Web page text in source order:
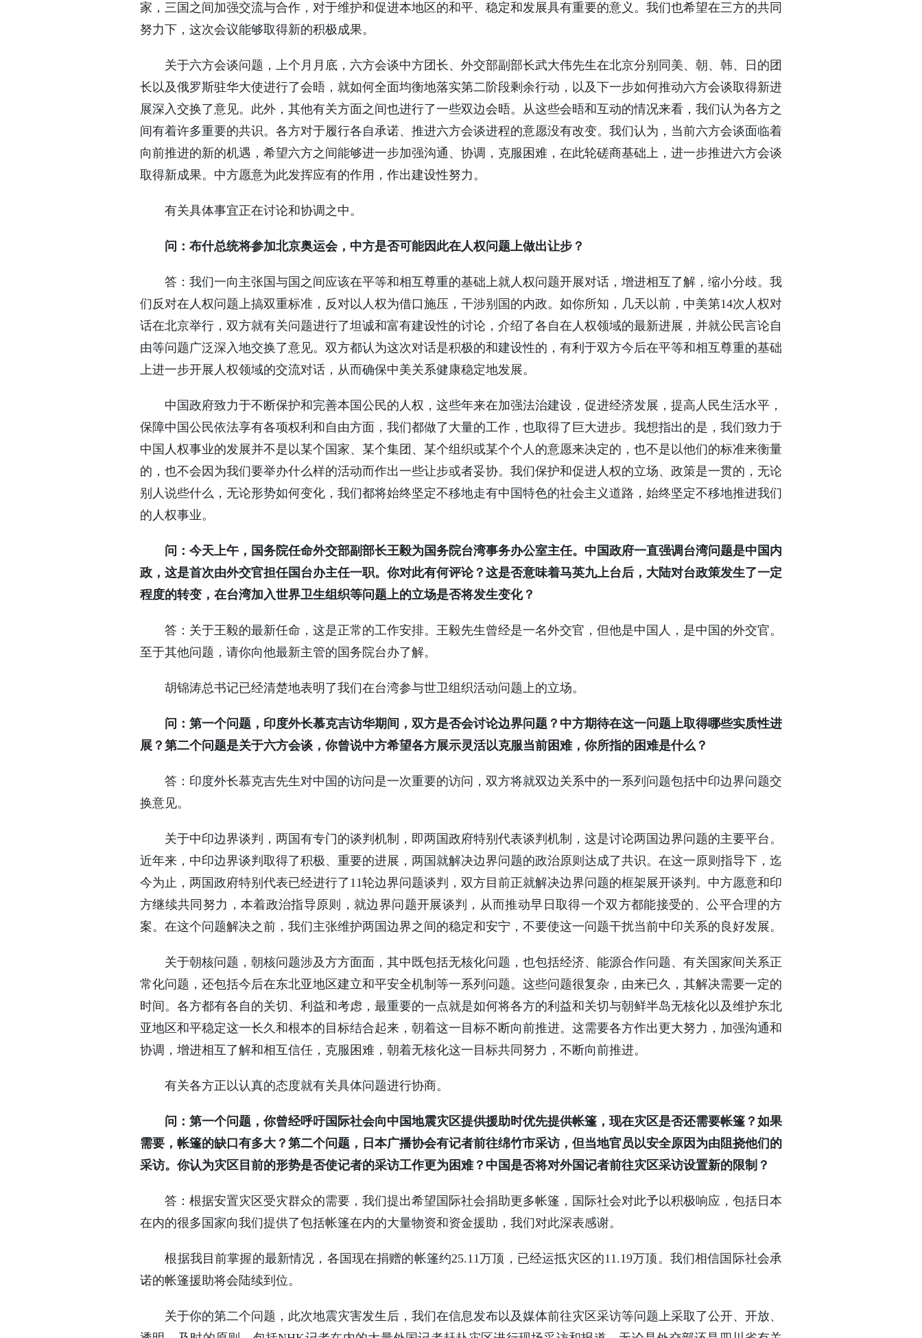
家，三国之间加强交流与合作，对于维护和促进本地区的和平、稳定和发展具有重要的意义。我们也希望在三方的共同
努力下，这次会议能够取得新的积极成果。
关于六方会谈问题，上个月月底，六方会谈中方团长、外交部副部长武大伟先生在北京分别同美、朝、韩、日的团
长以及俄罗斯驻华大使进行了会晤，就如何全面均衡地落实第二阶段剩余行动，以及下一步如何推动六方会谈取得新进
展深入交换了意见。此外，其他有关方面之间也进行了一些双边会晤。从这些会晤和互动的情况来看，我们认为各方之
间有着许多重要的共识。各方对于履行各自承诺、推进六方会谈进程的意愿没有改变。我们认为，当前六方会谈面临着
向前推进的新的机遇，希望六方之间能够进一步加强沟通、协调，克服困难，在此轮磋商基础上，进一步推进六方会谈
取得新成果。中方愿意为此发挥应有的作用，作出建设性努力。
有关具体事宜正在讨论和协调之中。
问：布什总统将参加北京奥运会，中方是否可能因此在人权问题上做出让步？
答：我们一向主张国与国之间应该在平等和相互尊重的基础上就人权问题开展对话，增进相互了解，缩小分歧。我
们反对在人权问题上搞双重标准，反对以人权为借口施压，干涉别国的内政。如你所知，几天以前，中美第14次人权对
话在北京举行，双方就有关问题进行了坦诚和富有建设性的讨论，介绍了各自在人权领域的最新进展，并就公民言论自
由等问题广泛深入地交换了意见。双方都认为这次对话是积极的和建设性的，有利于双方今后在平等和相互尊重的基础
上进一步开展人权领域的交流对话，从而确保中美关系健康稳定地发展。
中国政府致力于不断保护和完善本国公民的人权，这些年来在加强法治建设，促进经济发展，提高人民生活水平，
保障中国公民依法享有各项权利和自由方面，我们都做了大量的工作，也取得了巨大进步。我想指出的是，我们致力于
中国人权事业的发展并不是以某个国家、某个集团、某个组织或某个个人的意愿来决定的，也不是以他们的标准来衡量
的，也不会因为我们要举办什么样的活动而作出一些让步或者妥协。我们保护和促进人权的立场、政策是一贯的，无论
别人说些什么，无论形势如何变化，我们都将始终坚定不移地走有中国特色的社会主义道路，始终坚定不移地推进我们
的人权事业。
问：今天上午，国务院任命外交部副部长王毅为国务院台湾事务办公室主任。中国政府一直强调台湾问题是中国内
政，这是首次由外交官担任国台办主任一职。你对此有何评论？这是否意味着马英九上台后，大陆对台政策发生了一定
程度的转变，在台湾加入世界卫生组织等问题上的立场是否将发生变化？
答：关于王毅的最新任命，这是正常的工作安排。王毅先生曾经是一名外交官，但他是中国人，是中国的外交官。
至于其他问题，请你向他最新主管的国务院台办了解。
胡锦涛总书记已经清楚地表明了我们在台湾参与世卫组织活动问题上的立场。
问：第一个问题，印度外长慕克吉访华期间，双方是否会讨论边界问题？中方期待在这一问题上取得哪些实质性进
展？第二个问题是关于六方会谈，你曾说中方希望各方展示灵活以克服当前困难，你所指的困难是什么？
答：印度外长慕克吉先生对中国的访问是一次重要的访问，双方将就双边关系中的一系列问题包括中印边界问题交
换意见。
关于中印边界谈判，两国有专门的谈判机制，即两国政府特别代表谈判机制，这是讨论两国边界问题的主要平台。
近年来，中印边界谈判取得了积极、重要的进展，两国就解决边界问题的政治原则达成了共识。在这一原则指导下，迄
今为止，两国政府特别代表已经进行了11轮边界问题谈判，双方目前正就解决边界问题的框架展开谈判。中方愿意和印
方继续共同努力，本着政治指导原则，就边界问题开展谈判，从而推动早日取得一个双方都能接受的、公平合理的方
案。在这个问题解决之前，我们主张维护两国边界之间的稳定和安宁，不要使这一问题干扰当前中印关系的良好发展。
关于朝核问题，朝核问题涉及方方面面，其中既包括无核化问题，也包括经济、能源合作问题、有关国家间关系正
常化问题，还包括今后在东北亚地区建立和平安全机制等一系列问题。这些问题很复杂，由来已久，其解决需要一定的
时间。各方都有各自的关切、利益和考虑，最重要的一点就是如何将各方的利益和关切与朝鲜半岛无核化以及维护东北
亚地区和平稳定这一长久和根本的目标结合起来，朝着这一目标不断向前推进。这需要各方作出更大努力，加强沟通和
协调，增进相互了解和相互信任，克服困难，朝着无核化这一目标共同努力，不断向前推进。
有关各方正以认真的态度就有关具体问题进行协商。
问：第一个问题，你曾经呼吁国际社会向中国地震灾区提供援助时优先提供帐篷，现在灾区是否还需要帐篷？如果
需要，帐篷的缺口有多大？第二个问题，日本广播协会有记者前往绵竹市采访，但当地官员以安全原因为由阻挠他们的
采访。你认为灾区目前的形势是否使记者的采访工作更为困难？中国是否将对外国记者前往灾区采访设置新的限制？
答：根据安置灾区受灾群众的需要，我们提出希望国际社会捐助更多帐篷，国际社会对此予以积极响应，包括日本
在内的很多国家向我们提供了包括帐篷在内的大量物资和资金援助，我们对此深表感谢。
根据我目前掌握的最新情况，各国现在捐赠的帐篷约25.11万顶，已经运抵灾区的11.19万顶。我们相信国际社会承
诺的帐篷援助将会陆续到位。
关于你的第二个问题，此次地震灾害发生后，我们在信息发布以及媒体前往灾区采访等问题上采取了公开、开放、